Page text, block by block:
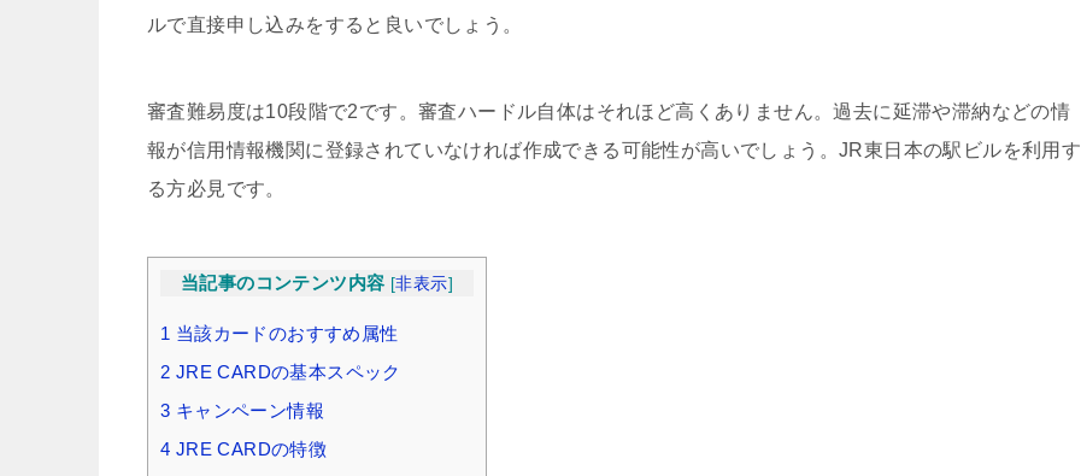
ルで直接申し込みをすると良いでしょう。
審査難易度は10段階で2です。審査ハードル自体はそれほど高くありません。過去に延滞や滞納などの情
報が信用情報機関に登録されていなければ作成できる可能性が高いでしょう。JR東日本の駅ビルを利用す
る方必見です。
当記事のコンテンツ内容 [非表示]
1 当該カードのおすすめ属性
2 JRE CARDの基本スペック
3 キャンペーン情報
4 JRE CARDの特徴